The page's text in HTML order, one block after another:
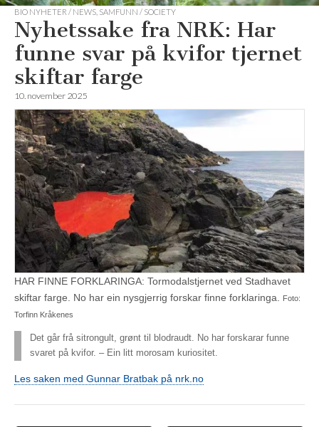
BIO NYHETER / NEWS SAMFUNN / SOCIETY
Nyhetssake fra NRK: Har
funne svar på kvifor tjernet
skiftar farge
10. november 2025
HAR FINNE FORKLARINGA: Tormodalstjernet ved Stadhavet
skiftar farge. No har ein nysgjerrig forskar finne forklaringa.
Foto:
Torfinn Kråkenes
Det går frå sitrongult, grønt til blodraudt. No har forskarar funne
svaret på kvifor. – Ein litt morosam kuriositet.
Les saken med Gunnar Bratbak på nrk.no